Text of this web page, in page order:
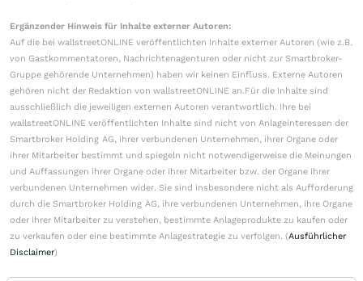
Ergänzender Hinweis für Inhalte externer Autoren:
Auf die bei wallstreetONLINE veröffentlichten Inhalte externer Autoren (wie z.B.
von Gastkommentatoren, Nachrichtenagenturen oder nicht zur Smartbroker-
Gruppe gehörende Unternehmen) haben wir keinen Einfluss. Externe Autoren
gehören nicht der Redaktion von wallstreetONLINE an.Für die Inhalte sind
ausschließlich die jeweiligen externen Autoren verantwortlich. Ihre bei
wallstreetONLINE veröffentlichten Inhalte sind nicht von Anlageinteressen der
Smartbroker Holding AG, ihrer verbundenen Unternehmen, ihrer Organe oder
ihrer Mitarbeiter bestimmt und spiegeln nicht notwendigerweise die Meinungen
und Auffassungen ihrer Organe oder ihrer Mitarbeiter bzw. der Organe ihrer
verbundenen Unternehmen wider. Sie sind insbesondere nicht als Aufforderung
durch die Smartbroker Holding AG, ihre verbundenen Unternehmen, ihre Organe
oder ihrer Mitarbeiter zu verstehen, bestimmte Anlageprodukte zu kaufen oder
zu verkaufen oder eine bestimmte Anlagestrategie zu verfolgen. (Ausführlicher
Disclaimer)